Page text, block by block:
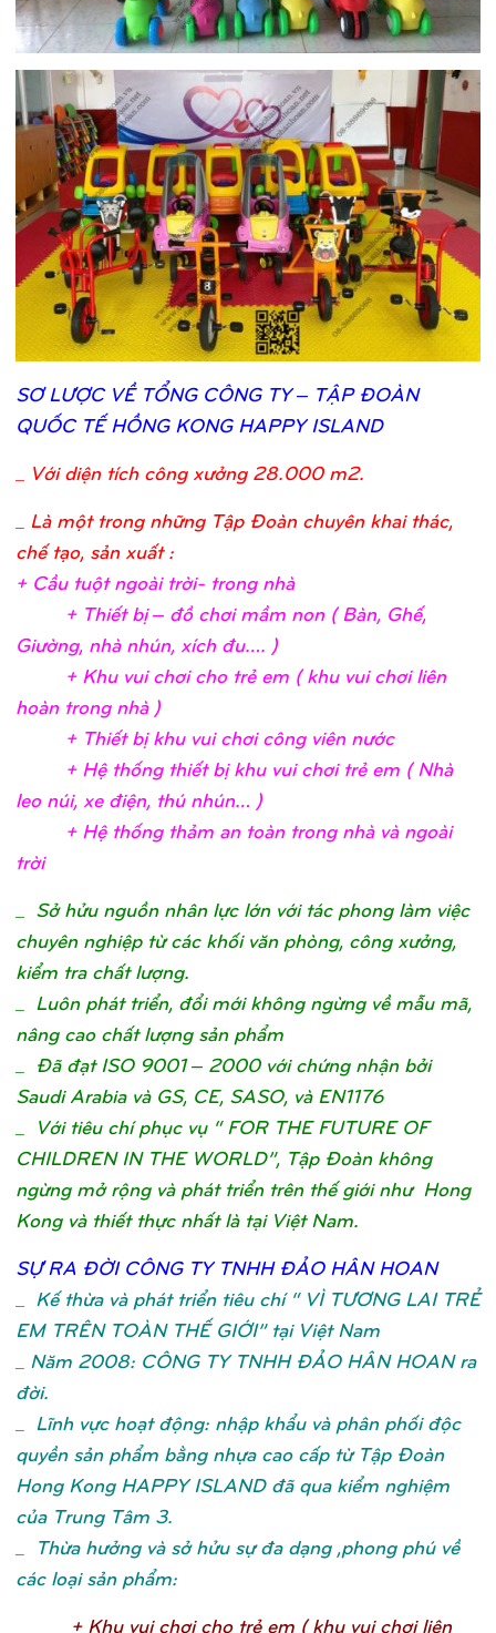
SƠLƯỢC VỀTỔNG CÔNG TY – TẬP ĐOÀN
QUỐC TẾHỒNG KONG HAPPY ISLAND
Với diện tích công xưởng 28.000 m2.
_ Là một trong những Tập Đoàn chuyên khai thác,
chế tạo, sản xuất :
+ Cầu tuột ngoài trời- trong nhà
+ Thiết bị– đồchơi mầm non ( Bàn, Ghế,
Giường, nhà nhún, xích đu…. )
+ Khu vui chơi cho trẻem ( khu vui chơi liên
hoàn trong nhà )
+ Thiết bịkhu vui chơi công viên nước
+ Hệthống thiết bịkhu vui chơi trẻem ( Nhà
leo núi, xe điện, thú nhún… )
+ Hệthống thảm an toàn trong nhà và ngoài
trời
Sở hửu nguồn nhân lực lớn với tác phong làm việc
chuyên nghiệp từ các khối văn phòng, công xưởng,
kiểm tra chất lượng.
_ Luôn phát triển, đổi mới không ngừng về mẫu mã,
nâng cao chất lượng sản phẩm
_ Đã đạt ISO 9001 – 2000 với chứng nhận bởi
Saudi Arabia và GS, CE, SASO, và EN1176
_ Với tiêu chí phục vụ “ FOR THE FUTURE OF
CHILDREN IN THE WORLD”, Tập Đoàn không
ngừng mở rộng và phát triển trên thế giới như Hong
Kong và thiết thực nhất là tại Việt Nam.
SỰRA ĐỜI CÔNG TY TNHH ĐẢO HÂN HOAN
Kế thừa và phát triển tiêu chí “ VÌ TƯƠNG LAI TRẺ
EM TRÊN TOÀN THẾ GIỚI” tại Việt Nam
_ Năm 2008: CÔNG TY TNHH ĐẢO HÂN HOAN ra
đời.
_ Lĩnh vực hoạt động: nhập khẩu và phân phối độc
quyền sản phẩm bằng nhựa cao cấp từ Tập Đoàn
Hong Kong HAPPY ISLAND đã qua kiểm nghiệm
của Trung Tâm 3.
_ Thừa hưởng và sở hửu sự đa dạng ,phong phú về
các loại sản phẩm:
+ Khu vui chơi cho trẻem ( khu vui chơi liên